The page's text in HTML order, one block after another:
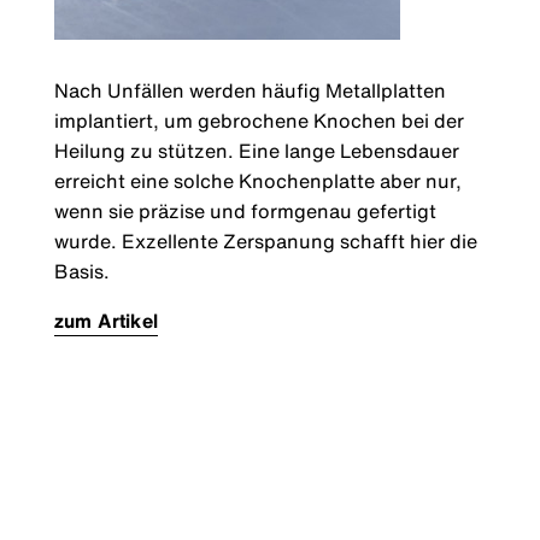
Nach Unfällen werden häufig Metallplatten
implantiert, um gebrochene Knochen bei der
Heilung zu stützen. Eine lange Lebensdauer
erreicht eine solche Knochenplatte aber nur,
wenn sie präzise und formgenau gefertigt
wurde. Exzellente Zerspanung schafft hier die
Basis.
zum Artikel